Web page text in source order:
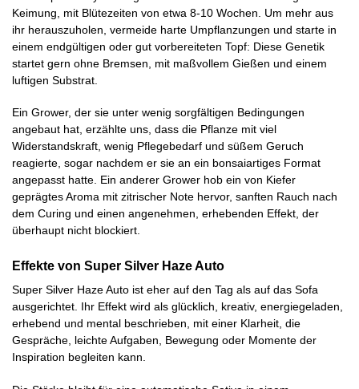
Keimung, mit Blütezeiten von etwa 8-10 Wochen. Um mehr aus
ihr herauszuholen, vermeide harte Umpflanzungen und starte in
einem endgültigen oder gut vorbereiteten Topf: Diese Genetik
startet gern ohne Bremsen, mit maßvollem Gießen und einem
luftigen Substrat.
Ein Grower, der sie unter wenig sorgfältigen Bedingungen
angebaut hat, erzählte uns, dass die Pflanze mit viel
Widerstandskraft, wenig Pflegebedarf und süßem Geruch
reagierte, sogar nachdem er sie an ein bonsaiartiges Format
angepasst hatte. Ein anderer Grower hob ein von Kiefer
geprägtes Aroma mit zitrischer Note hervor, sanften Rauch nach
dem Curing und einen angenehmen, erhebenden Effekt, der
überhaupt nicht blockiert.
Effekte von Super Silver Haze Auto
Super Silver Haze Auto ist eher auf den Tag als auf das Sofa
ausgerichtet. Ihr Effekt wird als glücklich, kreativ, energiegeladen,
erhebend und mental beschrieben, mit einer Klarheit, die
Gespräche, leichte Aufgaben, Bewegung oder Momente der
Inspiration begleiten kann.